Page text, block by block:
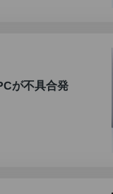
が不具合発